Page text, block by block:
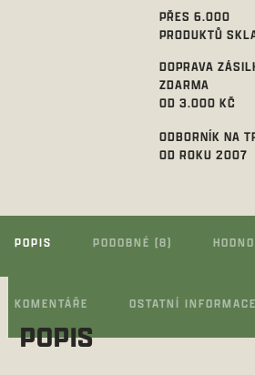
PŘES 6.000
PRODUKTŮ
DOPRAVA
ZDARMA
OD 3.000 KČ
ODBORNÍK NA
OD ROKU 2007
POPIS PODOBNÉ (8)
KOMENTÁŘE OSTATNÍ INFORMACE
POPIS